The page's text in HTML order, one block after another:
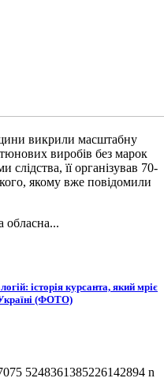
викрили масштабну
виробів без марок
слідства, її організував 70-
якому вже повідомили
обласна...
історія курсанта, який мріє
Україні (ФОТО)